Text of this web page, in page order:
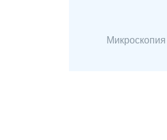
Микроскопия